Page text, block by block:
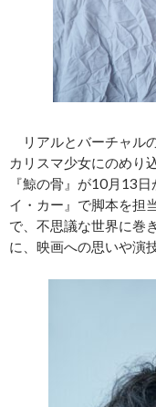
リアルとバーチャル
カリスマ少女にのめり
『鯨の骨』が10月13
イ・カー』で脚本を担
で、不思議な世界に巻
に、映画への思いや演